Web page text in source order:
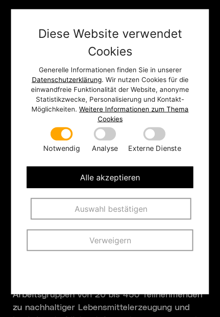
Zusammen mit der Bundesanstalt für
Landwirtschaft und Ernährung (BLE) haben wir
zwischen Dezember 2021 und Juni 2022 den
Arbeitsgruppen von 20 bis 450 Teilnehmenden
zu nachhaltiger Lebensmittelerzeugung und
Diese Website verwendet
Cookies
Generelle Informationen finden Sie in unserer
Datenschutzerklärung. Wir nutzen Cookies für die
einwandfreie Funktionalität der Website, anonyme
Statistikzwecke, Personalisierung und Kontakt-
Möglichkeiten. Weitere Informationen zum Thema
Cookies
Notwendig Analyse Externe Dienste
Auswahl bestätigen
Verweigern
Alle akzeptieren